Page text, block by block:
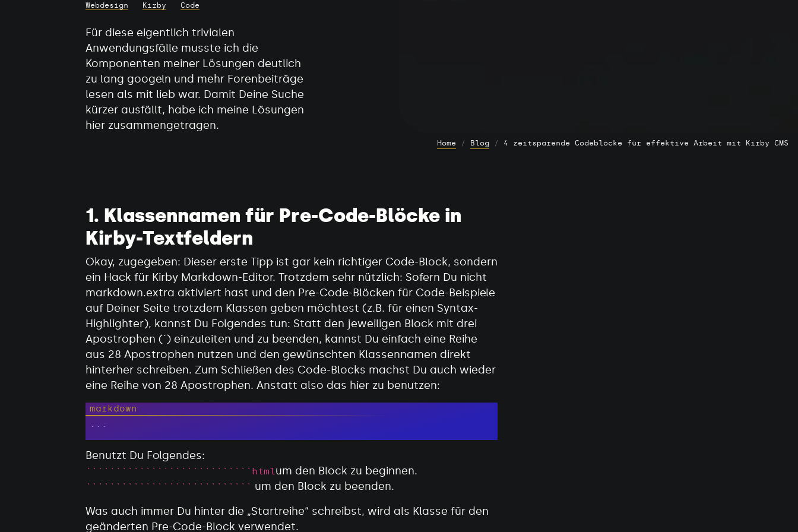
Home Blog 4 zeitsparende Codeblöcke für effektive Arbeit mit Kirby CMS
Webdesign Kirby Code
Für diese eigentlich trivialen
Anwendungsfälle musste ich die
Komponenten meiner Lösungen deutlich
zu lang googeln und mehr Forenbeiträge
lesen als mit lieb war. Damit Deine Suche
kürzer ausfällt, habe ich meine Lösungen
hier zusammengetragen.
1. Klassennamen für Pre-Code-Blöcke in
Kirby-Textfeldern
Okay, zugegeben: Dieser erste Tipp ist gar kein richtiger Code-Block, sondern
ein Hack für Kirby Markdown-Editor. Trotzdem sehr nützlich: Sofern Du nicht
markdown.extra aktiviert hast und den Pre-Code-Blöcken für Code-Beispiele
auf Deiner Seite trotzdem Klassen geben möchtest (z.B. für einen Syntax-
Highlighter), kannst Du Folgendes tun: Statt den jeweiligen Block mit drei
Apostrophen (`) einzuleiten und zu beenden, kannst Du einfach eine Reihe
aus 28 Apostrophen nutzen und den gewünschten Klassennamen direkt
hinterher schreiben. Zum Schließen des Code-Blocks machst Du auch wieder
eine Reihe von 28 Apostrophen. Anstatt also das hier zu benutzen:
```
Benutzt Du Folgendes:
````````````````````````````htmlum den Block zu beginnen.
```````````````````````````` um den Block zu beenden.
Was auch immer Du hinter die „Startreihe“ schreibst, wird als Klasse für den
geänderten Pre-Code-Block verwendet.